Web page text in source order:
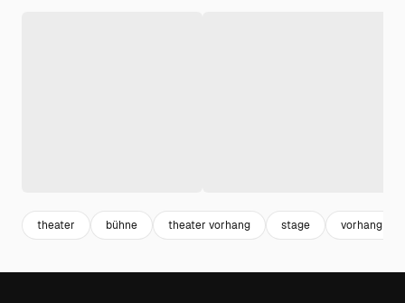
theater bühne theater vorhang stage vorhang